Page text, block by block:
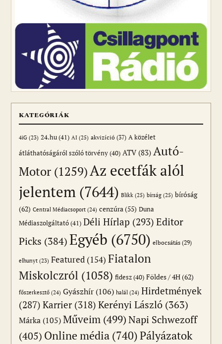
KATEGÓRIÁK
4iG (23) 24.hu(41) AI (25) akvizíció (37) A közélet
átláthatóságáról szóló törvény(40) ATV(83) Autó-
Motor (1259)Az ecetfák alól
jelentem (7644) Blikk (25) bírság (25) bíróság
(62) Central Médiacsoport (24) cenzúra(55) Duna
Médiaszolgáltató(41) Déli Hírlap (293) Editor
Picks (384)Egyéb (6750) elbocsátás (29)
elhunyt (23) Featured (154) Fiatalon
Miskolczról (1058) fidesz(40) Földes / 4H(62)
főszerkesztő (24) Gyászhír (106) halál (24) Hirdetmények
(287) Karrier(318) Kerényi László (363)
Márka (105) Műveim (499)Napi Schwezoff
(405) Online média (740)Pályázatok